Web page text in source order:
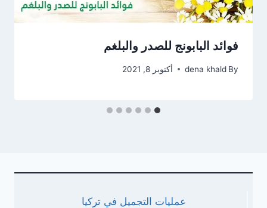
فوائد البابونج للصدر والبلغم
By
dena khald أكتوبر 8, 2021
عمليات التجميل في تركيا